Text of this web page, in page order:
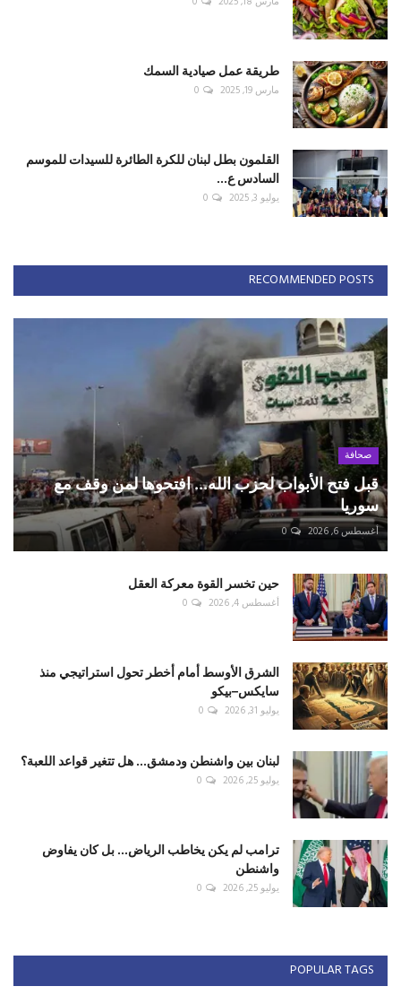
طريقة عمل صيادية السمك
مارس 19, 2025 0
القلمون بطل لبنان للكرة الطائرة للسيدات للموسم
السادس ع...
يوليو 3, 2025 0
RECOMMENDED POSTS
صحافة
قبل فتح الأبواب لحزب الله... افتحوها لمن وقف مع
سوريا
أغسطس 6, 2026 0
حين تخسر القوة معركة العقل
أغسطس 4, 2026 0
الشرق الأوسط أمام أخطر تحول استراتيجي منذ
سايكس–بيكو
يوليو 31, 2026 0
لبنان بين واشنطن ودمشق... هل تتغير قواعد اللعبة؟
يوليو 25, 2026 0
ترامب لم يكن يخاطب الرياض... بل كان يفاوض
واشنطن
يوليو 25, 2026 0
POPULAR TAGS